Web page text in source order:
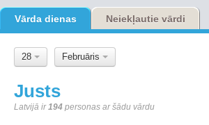
Vārda dienas Neiekļautie vārdi
28 Februāris
Justs
Latvijā ir194 personas ar šādu vārdu